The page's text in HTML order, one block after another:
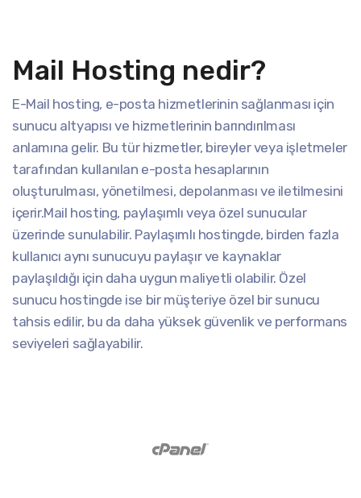
Mail Hosting nedir?
E-Mail hosting, e-posta hizmetlerinin sağlanması için
sunucu altyapısı ve hizmetlerinin barındırılması
anlamına gelir. Bu tür hizmetler, bireyler veya işletmeler
tarafından kullanılan e-posta hesaplarının
oluşturulması, yönetilmesi, depolanması ve iletilmesini
içerir.Mail hosting, paylaşımlı veya özel sunucular
üzerinde sunulabilir. Paylaşımlı hostingde, birden fazla
kullanıcı aynı sunucuyu paylaşır ve kaynaklar
paylaşıldığı için daha uygun maliyetli olabilir. Özel
sunucu hostingde ise bir müşteriye özel bir sunucu
tahsis edilir, bu da daha yüksek güvenlik ve performans
seviyeleri sağlayabilir.